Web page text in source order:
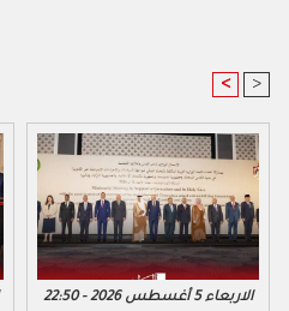
< >
الاربعاء 5 أغسطس 2026 - 22:50